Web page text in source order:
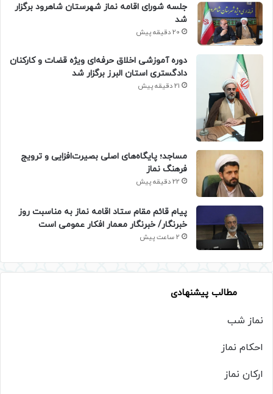
جلسه شورای اقامه نماز شهرستان شاهرود برگزار
شد
20 دقیقه پیش
دوره آموزشی اخلاق حرفه‌ای ویژه قضات و کارکنان
دادگستری استان البرز برگزار شد
21 دقیقه پیش
​مساجد؛ پایگاه‌های اصلی بصیرت‌افزایی و ترویج
فرهنگ نماز
22 دقیقه پیش
پیام قائم مقام ستاد اقامه نماز به مناسبت روز
خبرنگار/ خبرنگار معمار افکار عمومی است
2 ساعت پیش
مطالب پیشنهادی
نماز شب
احکام نماز
ارکان نماز